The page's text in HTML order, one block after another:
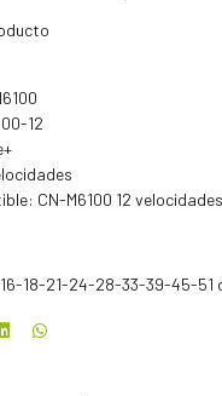
12
CN-M6100 12 velocidades
16-18-21-24-28-33-39-45-51